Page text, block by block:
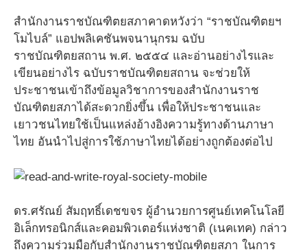
สำนักงานราชบัณฑิตยสภาคาดหวังว่า “ราชบัณฑิตยฯ
โมไบล์” แอปพลิเคชันพจนานุกรม ฉบับ
ราชบัณฑิตยสถาน พ.ศ. ๒๕๕๔ และอ่านอย่างไรและ
เขียนอย่างไร ฉบับราชบัณฑิตยสถาน จะช่วยให้
ประชาชนเข้าถึงข้อมูลวิชาการของสำนักงานราช
บัณฑิตยสภาได้สะดวกยิ่งขึ้น เพื่อให้ประชาชนและ
เยาวชนไทยใช้เป็นแหล่งอ้างอิงความรู้ทางด้านภาษา
ไทย อันนำไปสู่การใช้ภาษาไทยได้อย่างถูกต้องต่อไป
ดร.ศรัณย์ สัมฤทธิ์เดชขจร ผู้อำนวยการศูนย์เทคโนโลยี
อิเล็กทรอนิกส์และคอมพิวเตอร์แห่งชาติ (เนคเทค) กล่าว
ถึงความร่วมมือกับสำนักงานราชบัณฑิตยสภา ในการ